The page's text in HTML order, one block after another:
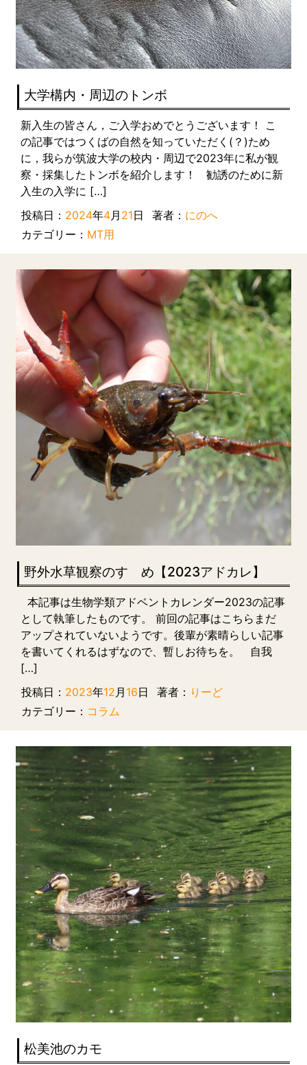
大学構内・周辺のトンボ
新入生の皆さん，ご入学おめでとうございます！ こ
の記事ではつくばの自然を知っていただく(？)ため
に，我らが筑波大学の校内・周辺で2023年に私が観
察・採集したトンボを紹介します！ 勧誘のために新
入生の入学に […]
投稿日： 2024年4月 21日 著者： にのへ
カテゴリー： MT用
野外水草観察のすゝめ【2023アドカレ】
本記事は生物学類アドベントカレンダー2023の記事
として執筆したものです。 前回の記事はこちらまだ
アップされていないようです。後輩が素晴らしい記事
を書いてくれるはずなので、暫しお待ちを。 自我
[…]
投稿日： 2023年12月 16日 著者： りーど
カテゴリー： コラム
松美池のカモ